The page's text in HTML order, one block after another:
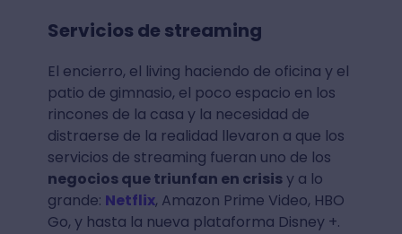
Servicios de streaming
El encierro, el living haciendo de oficina y el
patio de gimnasio, el poco espacio en los
rincones de la casa y la necesidad de
distraerse de la realidad llevaron a que los
servicios de streaming fueran uno de los
negocios que triunfan en crisisy a lo
grande: Netflix, Amazon Prime Video, HBO
Go, y hasta la nueva plataforma Disney +.